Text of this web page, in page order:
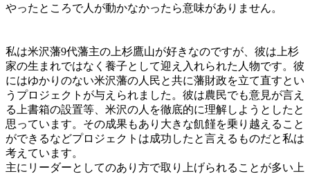
やったところで人が動かなかったら意味がありません。
私は米沢藩9代藩主の上杉鷹山が好きなのですが、彼は上杉
家の生まれではなく養子として迎え入れられた人物です。彼
にはゆかりのない米沢藩の人民と共に藩財政を立て直すとい
うプロジェクトが与えられました。彼は農民でも意見が言え
る上書箱の設置等、米沢の人を徹底的に理解しようとしたと
思っています。その成果もあり大きな飢饉を乗り越えること
ができるなどプロジェクトは成功したと言えるものだと私は
考えています。
主にリーダーとしてのあり方で取り上げられることが多い上